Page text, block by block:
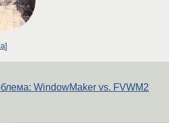
WindowMaker vs. FVWM2